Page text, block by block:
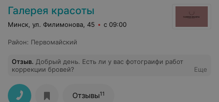
Галерея красоты
Минск, ул. Филимонова, 45 с 09:00
Район: Первомайский
Отзыв. Добрый день. Есть ли у вас фотограифи работ
коррекции бровей?
Еще
Отзывы11